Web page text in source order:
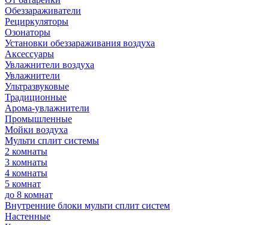
Обеззараживатели
Рециркуляторы
Озонаторы
Установки обеззараживания воздуха
Аксессуары
Увлажнители воздуха
Увлажнители
Ультразвуковые
Традиционные
Арома-увлажнители
Промышленные
Мойки воздуха
Мульти сплит системы
2 комнаты
3 комнаты
4 комнаты
5 комнат
до 8 комнат
Внутренние блоки мульти сплит систем
Настенные